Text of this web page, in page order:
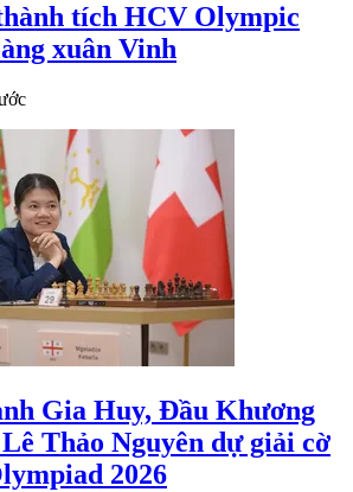
tích HCV Olympic
xuân Vinh
Gia Huy, Đầu Khương
Thảo Nguyên dự giải cờ
2026